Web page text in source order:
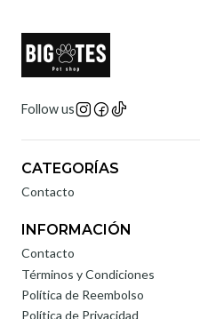
Follow us
CATEGORÍAS
Contacto
INFORMACIÓN
Contacto
Términos y Condiciones
Política de Reembolso
Política de Privacidad